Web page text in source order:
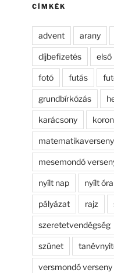
CÍMKÉK
advent arany
díjbefizetés első
fotó futás
grundbírkózás
karácsony
matematikaverseny
mesemondó
nyílt nap nyílt óra
pályázat rajz
szeretetvendégség
szünet
versmondó verseny